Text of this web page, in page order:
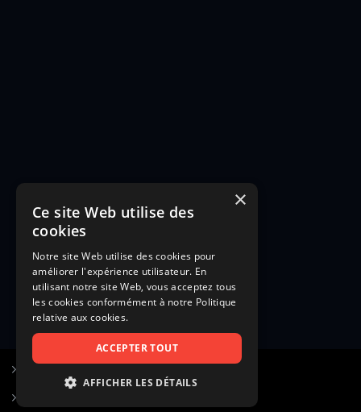
×
Ce site Web utilise des
cookies
Notre site Web utilise des cookies pour
améliorer l'expérience utilisateur. En
utilisant notre site Web, vous acceptez tous
les cookies conformément à notre Politique
relative aux cookies.
ACCEPTER TOUT
AFFICHER LES DÉTAILS